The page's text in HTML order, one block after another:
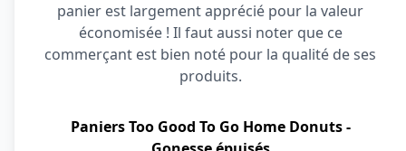
panier est largement apprécié pour la valeur
économisée ! Il faut aussi noter que ce
commerçant est bien noté pour la qualité de ses
produits.
Paniers Too Good To Go Home Donuts -